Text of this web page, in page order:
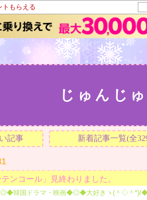
トもらえる
じゅんじ
記事 新着記事一覧(全
テンコール」見終わりました。
韓国ドラマ・映画◆◎◆大好きヽ(＾◇＾*)/